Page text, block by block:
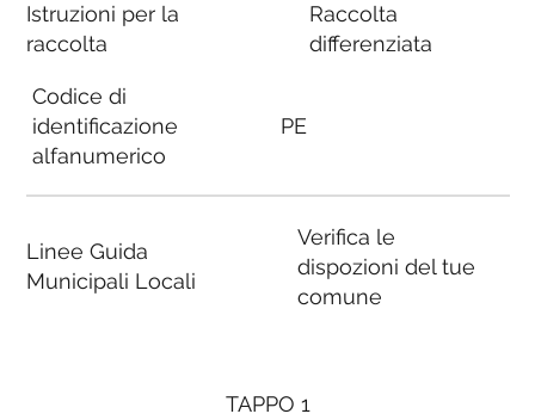
Istruzioni per la
raccolta
Codice di
identificazione
alfanumerico
Linee Guida
Municipali Locali
Raccolta
differenziata
PE
Verifica le
dispozioni del tue
comune
TAPPO 1